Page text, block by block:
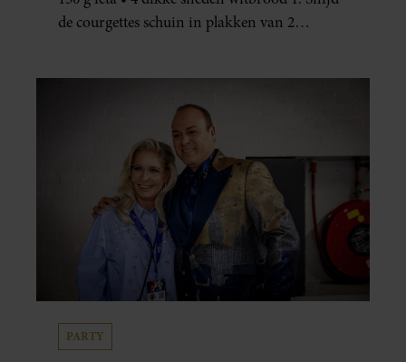
de courgettes schuin in plakken van 2
PARTY